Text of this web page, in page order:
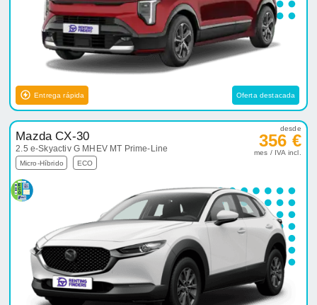
Entrega rápida Oferta destacada
Mazda CX-30
2.5 e-Skyactiv G MHEV MT Prime-Line
Micro-Híbrido ECO
desde
356 €
mes / IVA incl.